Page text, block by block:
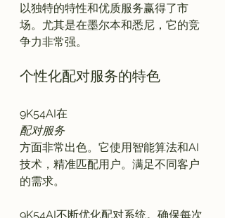
以独特的特性和优质服务赢得了市
场。尤其是在墨尔本和悉尼，它的竞
个性化配对服务的特色
9K54AI在
配对服务
方面非常出色。它使用智能算法和AI
技术，精准匹配用户。满足不同客户
的需求。
9K54AI不断优化配对系统。确保每次